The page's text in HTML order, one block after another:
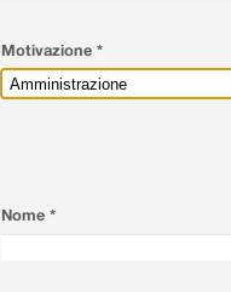
Motivazione *
Nome *